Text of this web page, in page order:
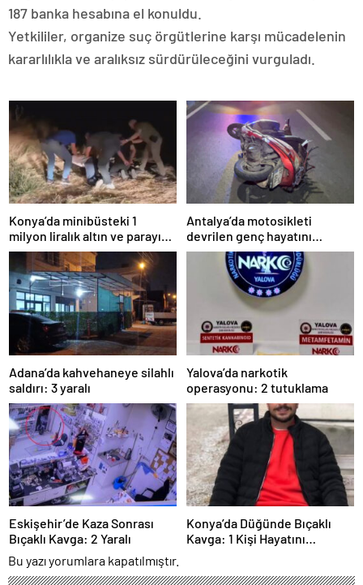
187 banka hesabına el konuldu.
Yetkililer, organize suç örgütlerine karşı mücadelenin
kararlılıkla ve aralıksız sürdürüleceğini vurguladı.
Konya’da minibüsteki 1
milyon liralık altın ve parayı
çalan 5 şüpheli 3 ilde
yakalandı
Antalya’da motosikleti
devrilen genç hayatını
kaybetti
Adana’da kahvehaneye silahlı
saldırı: 3 yaralı
Yalova’da narkotik
operasyonu: 2 tutuklama
Eskişehir’de Kaza Sonrası
Bıçaklı Kavga: 2 Yaralı
Konya’da Düğünde Bıçaklı
Kavga: 1 Kişi Hayatını
Bu yazı yorumlara kapatılmıştır.